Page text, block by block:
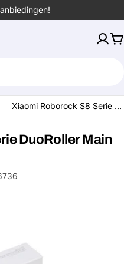
Xiaomi Roborock S8 Serie DuoRoller Main Brush
DuoRoller Main